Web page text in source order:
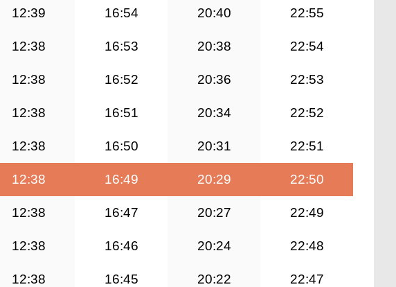
12:39 16:54 20:40 22:55
12:38 16:53 20:38 22:54
12:38 16:52 20:36 22:53
12:38 16:51 20:34 22:52
12:38 16:50 20:31 22:51
12:38 16:49 20:29 22:50
12:38 16:47 20:27 22:49
12:38 16:46 20:24 22:48
12:38 16:45 20:22 22:47